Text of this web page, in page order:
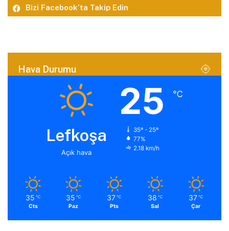
Bizi Facebook’ta Takip Edin
Hava Durumu
Lefkoşa
Açık hava
25 ℃
35º - 25º
77%
2.18 km/h
35 ℃
Cts
35 ℃
Paz
37 ℃
Pts
38 ℃
Sal
37 ℃
Çar